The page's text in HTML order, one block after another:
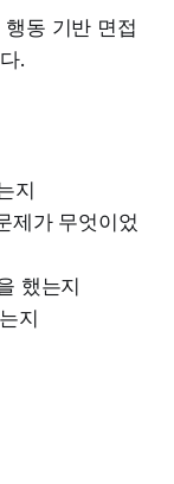
동 기반 면접
.
지
제가 무엇이었
했는지
지